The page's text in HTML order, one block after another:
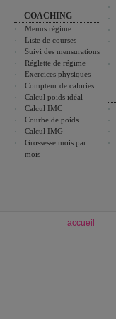
COACHING
Menus régime
Liste de courses
Suivi des mensurations
Réglette de régime
Exercices physiques
Compteur de calories
Calcul poids idéal
Calcul IMC
Courbe de poids
Calcul IMG
Grossesse mois par
mois
accueil